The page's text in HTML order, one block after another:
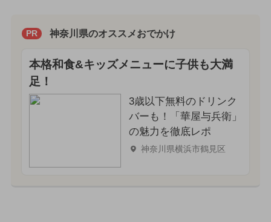
PR 神奈川県のオススメおでかけ
本格和食&キッズメニューに子供も大満
足！
3歳以下無料のドリンク
バーも！「華屋与兵衛」
の魅力を徹底レポ
神奈川県横浜市鶴見区